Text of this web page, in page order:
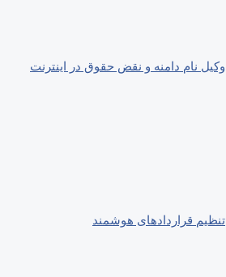
وکیل نام دامنه و نقض حقوق در اینترنت
تنظیم قراردادهای هوشمند